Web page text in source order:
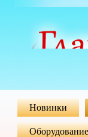
Новинки
Оборудование